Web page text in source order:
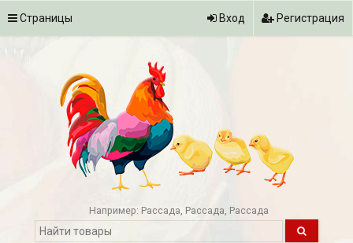
Страницы Вход Регистрация
Например: Рассада Рассада Рассада